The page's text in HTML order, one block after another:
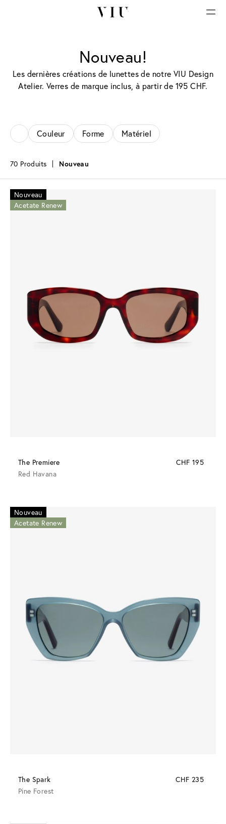
Nouveau!
Les dernières créations de lunettes de notre VIU Design
Atelier. Verres de marque inclus, à partir de 195 CHF.
Couleur Forme Matériel
70 Produits Nouveau
Nouveau
Acetate Renew
The Premiere
CHF 195
Red Havana
Nouveau
Acetate Renew
The Spark
CHF 235
Pine Forest